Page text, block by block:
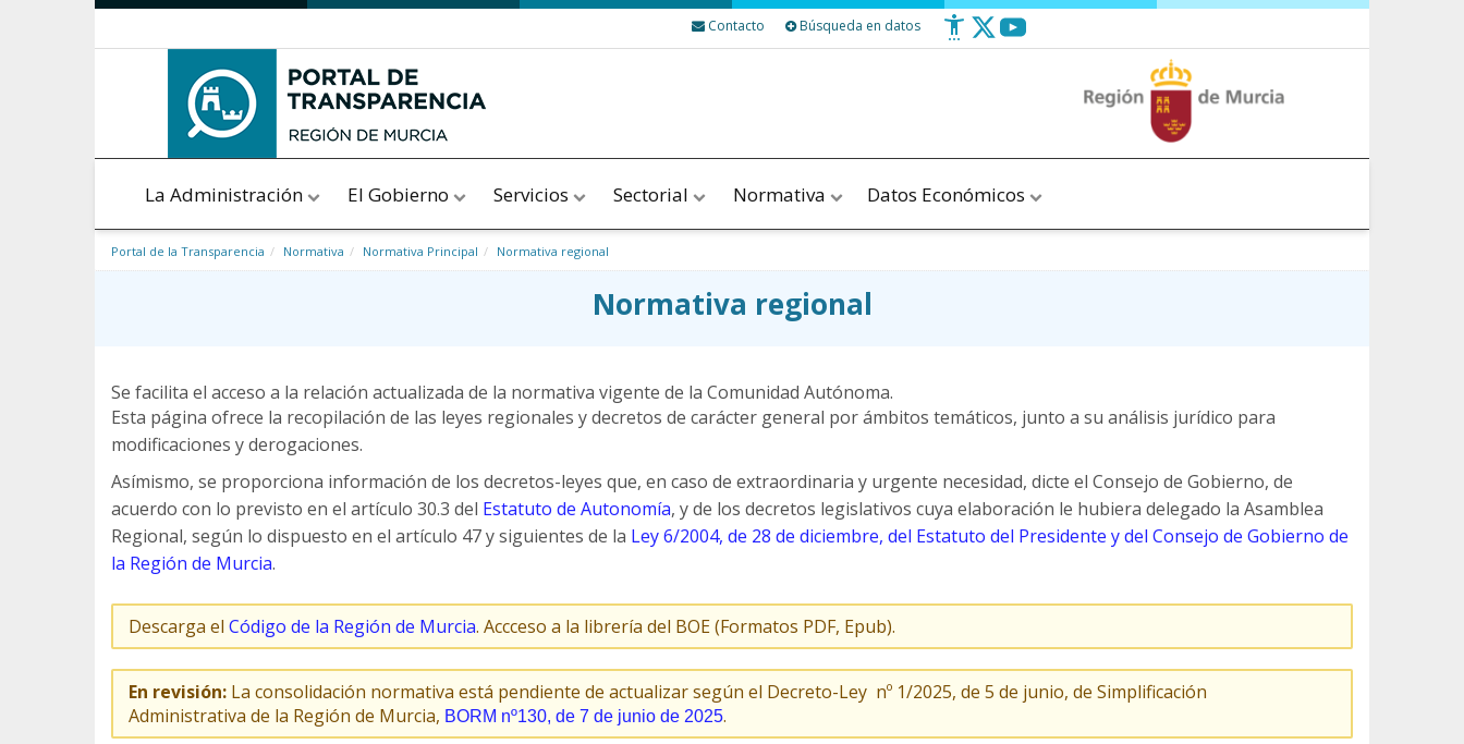
Saltar al contenido
Contacto Búsqueda en datos
La Administración El Gobierno Servicios Sectorial Normativa Datos Económicos
Portal de la Transparencia Normativa Normativa Principal Normativa regional
Normativa regional
Se facilita el acceso a la relación actualizada de la normativa vigente de la Comunidad Autónoma.
Esta página ofrece la recopilación de las leyes regionales y decretos de carácter general por ámbitos temáticos, junto a su análisis jurídico para
modificaciones y derogaciones.
Asímismo, se proporciona información de los decretos-leyes que, en caso de extraordinaria y urgente necesidad, dicte el Consejo de Gobierno, de
acuerdo con lo previsto en el artículo 30.3 del Estatuto de Autonomía, y de los decretos legislativos cuya elaboración le hubiera delegado la Asamblea
Regional, según lo dispuesto en el artículo 47 y siguientes de la Ley 6/2004, de 28 de diciembre, del Estatuto del Presidente y del Consejo de Gobierno de
la Región de Murcia.
Descarga el Código de la Región de Murcia. Accceso a la librería del BOE (Formatos PDF, Epub).
En revisión: La consolidación normativa está pendiente de actualizar según el Decreto-Ley nº 1/2025, de 5 de junio, de Simplificación
Administrativa de la Región de Murcia, BORM nº130, de 7 de junio de 2025.